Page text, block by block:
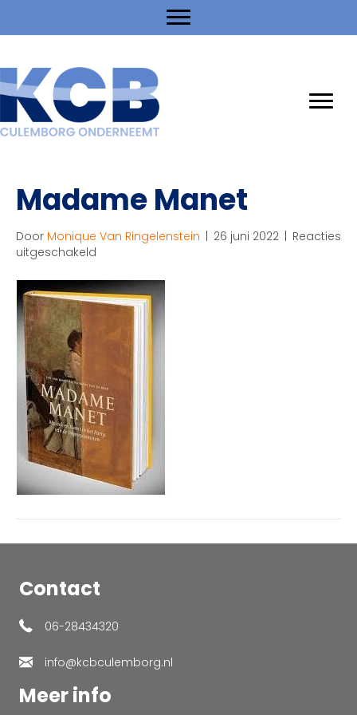
Madame Manet
Door Monique Van Ringelenstein | 26 juni 2022 | Reacties
uitgeschakeld
Manet
Contact
06-28434320
info@kcbculemborg.nl
Meer info